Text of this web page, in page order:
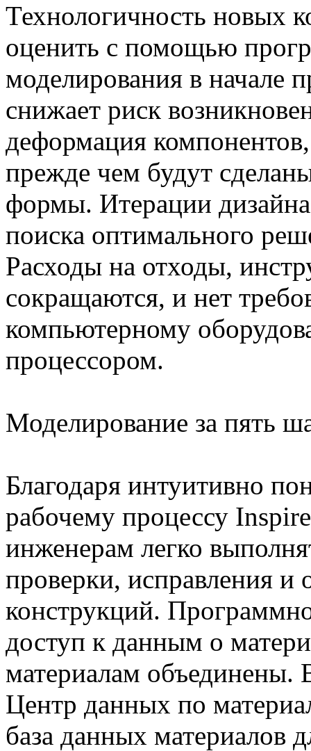
Технологичность новых
оценить с помощью
моделирования в начале
снижает риск
деформация
прежде чем будут
формы. Итерации
поиска оптимального
Расходы на отходы,
сокращаются, и нет
компьютерному
процессором.
Моделирование за пять
Благодаря интуитивно
рабочему процессу
инженерам легко
проверки, исправления и
конструкций.
доступ к данным о
материалам объединены.
Центр данных по
база данных материалов